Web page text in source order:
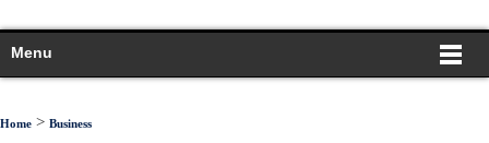
Menu
Home > Business